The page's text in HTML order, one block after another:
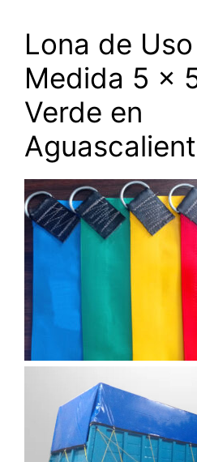
Lona de
Medida 5 x
Verde en